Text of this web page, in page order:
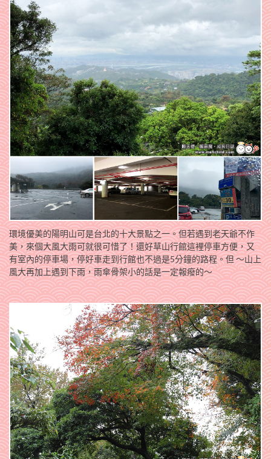
環境優美的陽明山可是台北的十大景點之一。但若遇到老天爺不作
美，來個大風大雨可就很可惜了！還好草山行館這裡停車方便，又
有室內的停車場，停好車走到行館也不過是5分鐘的路程。但 ～山上
風大再加上遇到下雨，雨傘骨架小的話是一定報癈的～